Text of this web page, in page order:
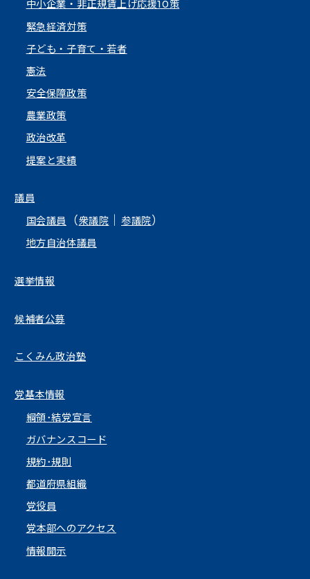
中小企業・非正規賃上げ応援10策
緊急経済対策
子ども・子育て・若者
憲法
安全保障政策
農業政策
政治改革
提案と実績
議員
国会議員
（衆議院 ｜参議院）
地方自治体議員
選挙情報
候補者公募
こくみん政治塾
党基本情報
綱領･結党宣言
ガバナンスコード
規約･規則
都道府県組織
党役員
党本部へのアクセス
情報開示